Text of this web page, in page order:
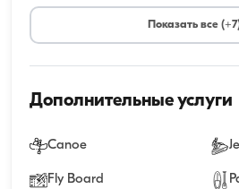
Показать все
Дополнительные услуги
Canoe
Fly Board